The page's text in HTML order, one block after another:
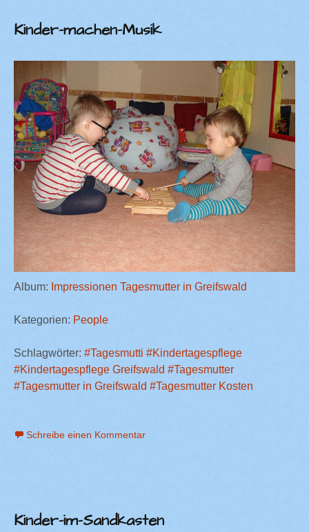
Kinder-machen-Musik
Album: Impressionen Tagesmutter in Greifswald
Kategorien: People
Schlagwörter: #Tagesmutti #Kindertagespflege
#Kindertagespflege Greifswald #Tagesmutter
#Tagesmutter in Greifswald #Tagesmutter Kosten
Schreibe einen Kommentar
Kinder-im-Sandkasten